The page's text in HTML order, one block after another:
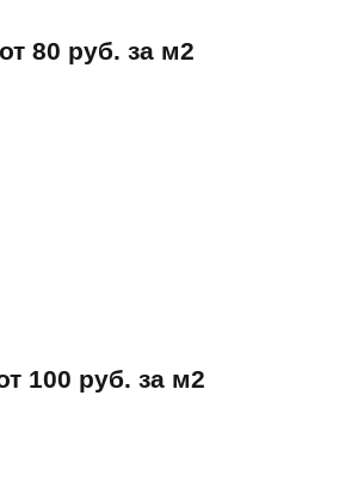
от 80 руб. за м2
100 руб. за м2